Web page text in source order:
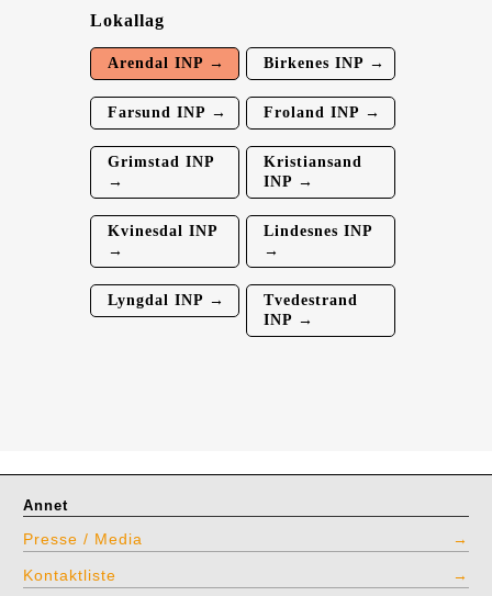
Lokallag
Arendal INP → Birkenes INP →
Farsund INP → Froland INP →
Grimstad INP
→
Kristiansand
INP →
Kvinesdal INP
→
Lindesnes INP
→
Lyngdal INP →
Tvedestrand
INP →
Annet
Presse / Media
Kontaktliste